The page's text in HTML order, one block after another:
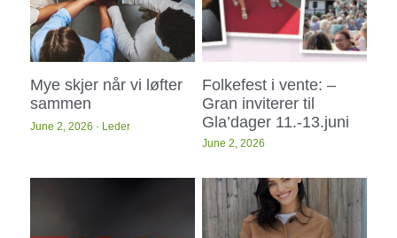
Mye skjer når vi løfter
sammen
June 2, 2026 · Leder
Folkefest i vente: –
Gran inviterer til
Gla’dager 11.-13.juni
June 2, 2026